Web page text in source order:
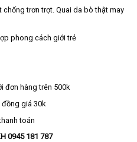
trơn trợt. Quai da bò thật may
phong cách giới trẻ
đơn hàng trên 500k
giá 30k
toán
0945 181 787